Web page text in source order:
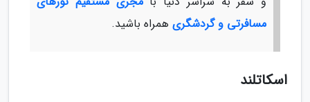
مسافرتی و گردشگری همراه باشید.
اسکاتلند